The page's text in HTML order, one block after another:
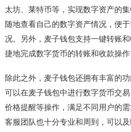
太坊、莱特币等，实现数字资产的
随地查看自己的数字资产情况，便
况。另外，麦子钱包支持一键转账
捷地完成数字货币的转账和收款操作
除此之外，麦子钱包还拥有丰富的
可以在麦子钱包中进行数字货币交
价格提醒等操作，满足不同用户的
客服团队也十分专业和周到，可以